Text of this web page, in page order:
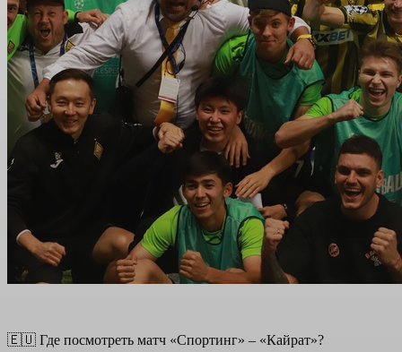
🇪🇺 Где посмотреть матч «Спортинг» – «Кайрат»?